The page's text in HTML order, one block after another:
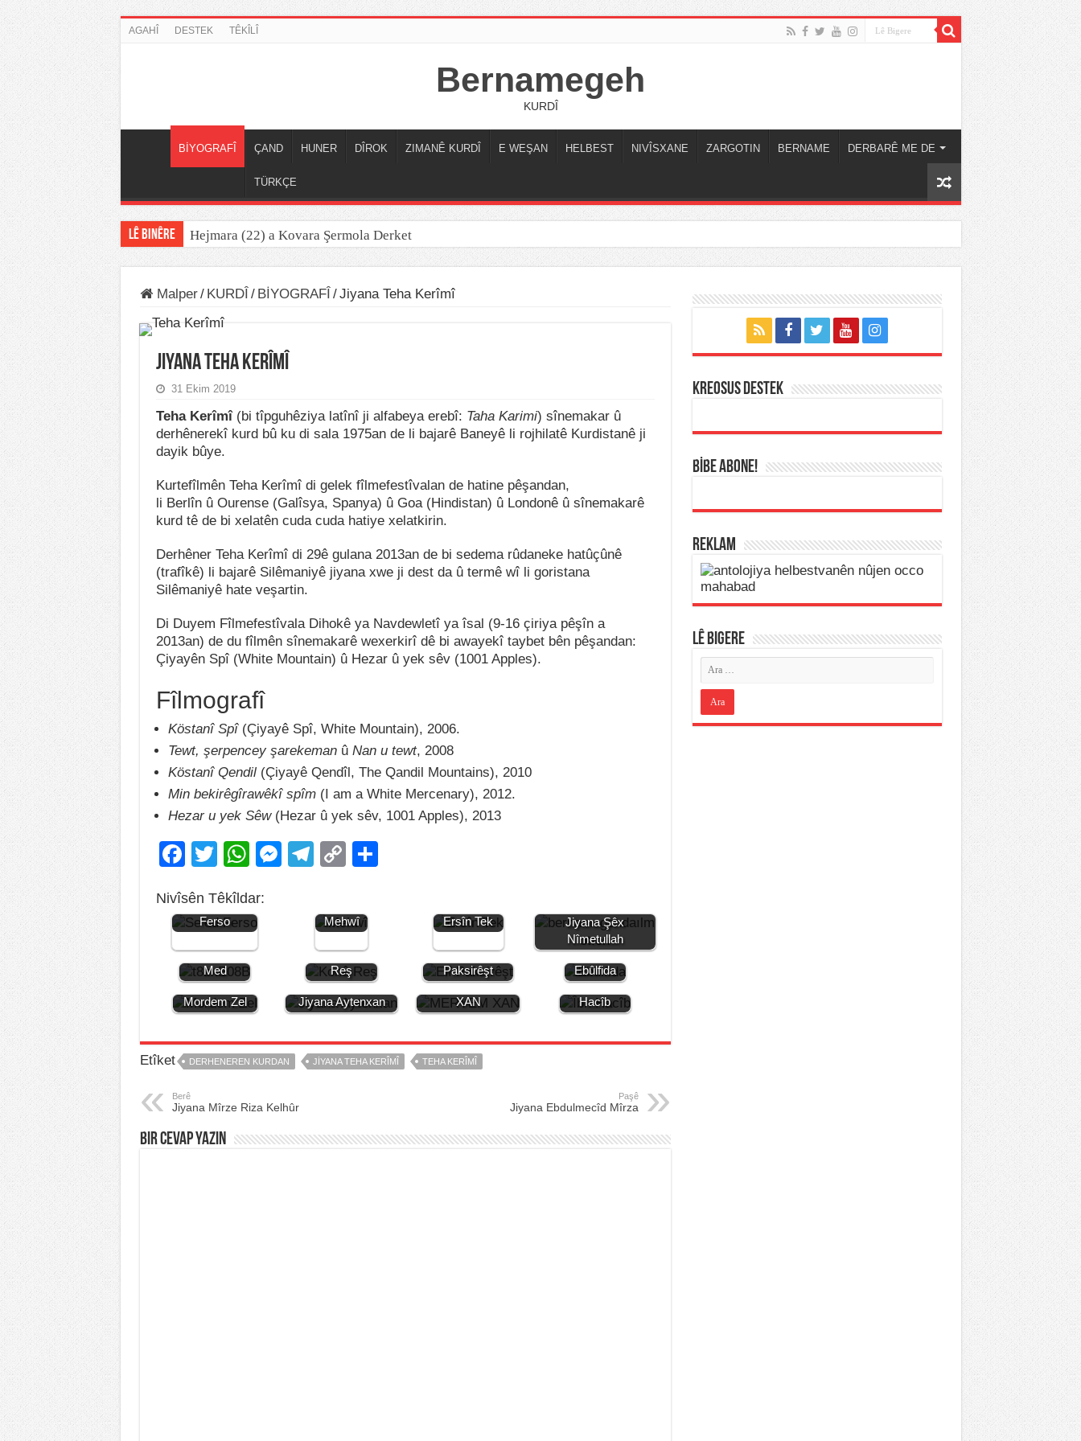
AGAHÎ DESTEK TÊKÎLÎ
Bernamegeh
KURDÎ
BİYOGRAFÎ ÇAND HUNER DÎROK ZIMANÊ KURDÎ E WEŞAN HELBEST NIVÎSXANE ZARGOTIN BERNAME DERBARÊ ME DE
TÜRKÇE
LÊ BINÊRE Hejmara (22) a Kovara Şermola Derket
Destana Kela Dimdimê
Malper/ KURDÎ / BİYOGRAFÎ /Jiyana Teha Kerîmî
Jiyana Teha Kerîmî
31 Ekim 2019
Teha Kerîmî(bi tîpguhêziya latînî ji alfabeya erebî: Taha Karimi) sînemakar û
derhênerekî kurd bû ku di sala 1975an de li bajarê Baneyê li rojhilatê Kurdistanê ji
dayik bûye.
Kurtefîlmên Teha Kerîmî di gelek fîlmefestîvalan de hatine pêşandan,
li Berlîn û Ourense (Galîsya, Spanya) û Goa (Hindistan) û Londonê û sînemakarê
kurd tê de bi xelatên cuda cuda hatiye xelatkirin.
Derhêner Teha Kerîmî di 29ê gulana 2013an de bi sedema rûdaneke hatûçûnê
(trafîkê) li bajarê Silêmaniyê jiyana xwe ji dest da û termê wî li goristana
Silêmaniyê hate veşartin.
Di Duyem Fîlmefestîvala Dihokê ya Navdewletî ya îsal (9-16 çiriya pêşîn a
2013an) de du fîlmên sînemakarê wexerkirî dê bi awayekî taybet bên pêşandan:
Çiyayên Spî (White Mountain) û Hezar û yek sêv (1001 Apples).
Fîlmografî
Köstanî Spî(Çiyayê Spî, White Mountain), 2006.
Tewt, şerpencey şarekemanû Nan u tewt, 2008
Köstanî Qendil(Çiyayê Qendîl, The Qandil Mountains), 2010
Min bekirêgîrawêkî spîm(I am a White Mercenary), 2012.
Hezar u yek Sêw(Hezar û yek sêv, 1001 Apples), 2013
F
c
e
b
o
o
k
T
tt
er
W
at
s
A
p
p
M
er
T
gr
a
m
C
y
Li
n
k
Nivîsên Têkîldar:
Jiyana Se’ed
Ferso
Mehwî
Ersîn Tek
Jiyana Şêx
Nîmetullah
Jiyana Mem
Med
Jiyana Konê
Reş
Jiyana Elî
Paksirêşt
Jiyana
Ebûlfida
Jiyana
Mordem Zel
Jiyana Aytenxan
JİYANA MERYEM
XAN
Jiyana Îbn
Hacîb
Etîket DERHENEREN KURDAN JIYANA TEHA KERÎMÎ TEHA KERÎMÎ
Berê
Jiyana Mîrze Riza Kelhûr
Paşê
Jiyana Ebdulmecîd Mîrza
Bir Cevap Yazın
KREOSUS DESTEK
BİBE ABONE!
REKLAM
LÊ BIGERE